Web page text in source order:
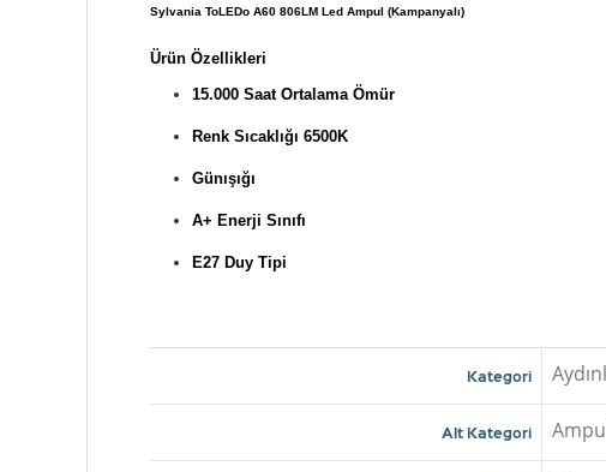
Sylvania ToLEDo A60 806LM Led Ampul (Kampanyalı)
Ürün Özellikleri
15.000 Saat Ortalama Ömür
Renk Sıcaklığı 6500K
Günışığı
A+ Enerji Sınıfı
E27 Duy Tipi
Kategori
Alt Kategori